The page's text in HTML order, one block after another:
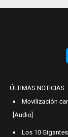
ÚLTIMAS NOTICIAS
Movilización
[Audio]
Los 10